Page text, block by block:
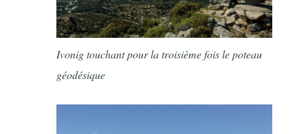
Ivonig touchant pour la troisième fois le poteau
géodésique